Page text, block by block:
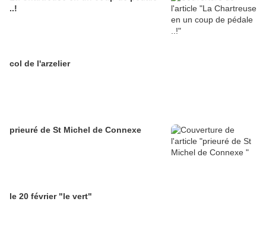
..!
col de l'arzelier
prieuré de St Michel de Connexe
le 20 février "le vert"